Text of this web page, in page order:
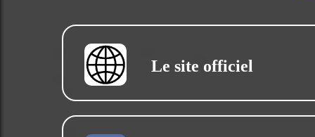
Le site officiel